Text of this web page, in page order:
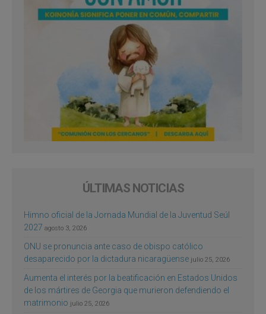
ÚLTIMAS NOTICIAS
Himno oficial de la Jornada Mundial de la Juventud Seúl
2027 agosto 3, 2026
ONU se pronuncia ante caso de obispo católico
desaparecido por la dictadura nicaragüense julio 25, 2026
Aumenta el interés por la beatificación en Estados Unidos
de los mártires de Georgia que murieron defendiendo el
matrimonio julio 25, 2026